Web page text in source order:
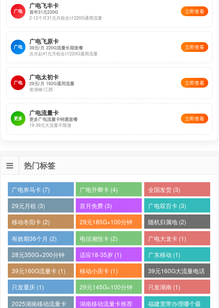
广电
广电飞丰卡
首年31元220G
2-12个月31元月租合计220G通用流量
立即查看
广电
广电飞原卡
39元/月 220G流量长期套餐
次月起41元月租合计220G通用流量
立即查看
广电
广电太初卡
29元/月 192G通用流量
发湖南/江西
立即查看
更多
广电流量卡
更多广电流量卡特惠套餐
19-39元大流量不限速
立即查看
热门标签
广电奔马卡 (7) 广电升卿卡 (4)
全国发货 (3)
29元月租 (3)
首月免费 (3)
广电双百卡 (3)
移动冬阳卡 (2)
29元185G+100分钟
(2)
随机归属地 (2)
有效期36个月 (2)
电信湘悦卡 (2)
广电大龙卡 (1)
28元350G+200分钟
(1)
适应18-35岁 (1)
广东移动 (1)
39元160G流量卡 (1)
移动小庆卡 (1)
39元160G大流量电话
卡 (1)
只发重庆 (1)
29元145G+100分钟
(1)
只发湖南 (1)
2025湖南移动流量卡
湖南移动流量卡推荐 福建宽带办理哪个最